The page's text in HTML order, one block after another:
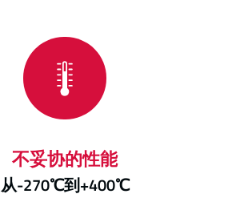
不妥协的性能
从-270℃到+400℃